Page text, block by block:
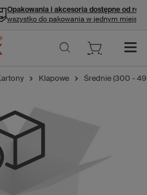
Opakowania i akcesoria dostępne od ręki
wszystko do pakowania w jednym miejscu
Klapowe Średnie (300 -